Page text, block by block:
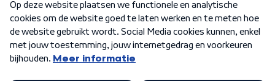
Algemene voorwaarden